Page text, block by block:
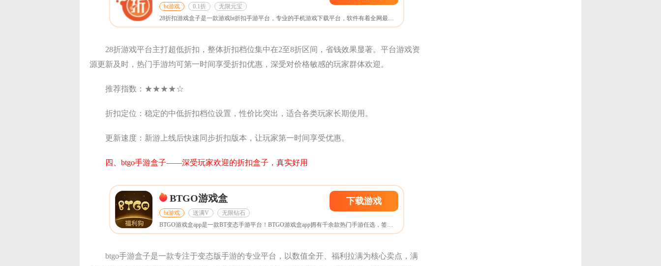
bt游戏 0.1折 无限元宝
28折扣游戏盒子是一款游戏bt折扣手游平台，专业的手机游戏下载平台，软件有着全网最新最热门的游戏，提供排行版推荐功能，为你推荐最新最热门的游戏，软件还提供装备道具，充值，等服务，非常的安全，需要的用户可以来进行下载。
28折游戏平台主打超低折扣，整体折扣档位集中在2至8折区间，省钱效果显著。平台游戏资
源更新及时，热门手游均可第一时间享受折扣优惠，深受对价格敏感的玩家群体欢迎。
推荐指数：★★★★☆
折扣定位：稳定的中低折扣档位设置，性价比突出，适合各类玩家长期使用。
更新速度：新游上线后快速同步折扣版本，让玩家第一时间享受优惠。
四、btgo手游盒子——深受玩家欢迎的折扣盒子，真实好用
BTGO游戏盒
bt游戏 送满V 无限钻石
下载游戏
BTGO游戏盒app是一款BT变态手游平台！BTGO游戏盒app拥有千余款热门手游任选，签到拿福利券，抽奖送福利券，福利最好的游戏盒子。玩家的福地，不玩虚的！福利真实送！更爽的游戏体验！你想要的都在这里。
btgo手游盒子是一款专注于变态版手游的专业平台，以数值全开、福利拉满为核心卖点，满